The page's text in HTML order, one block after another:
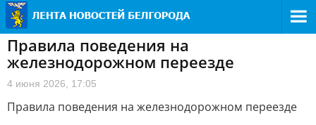
Правила поведения на
железнодорожном переезде
4 июня 2026, 17:05
Правила поведения на железнодорожном переезде